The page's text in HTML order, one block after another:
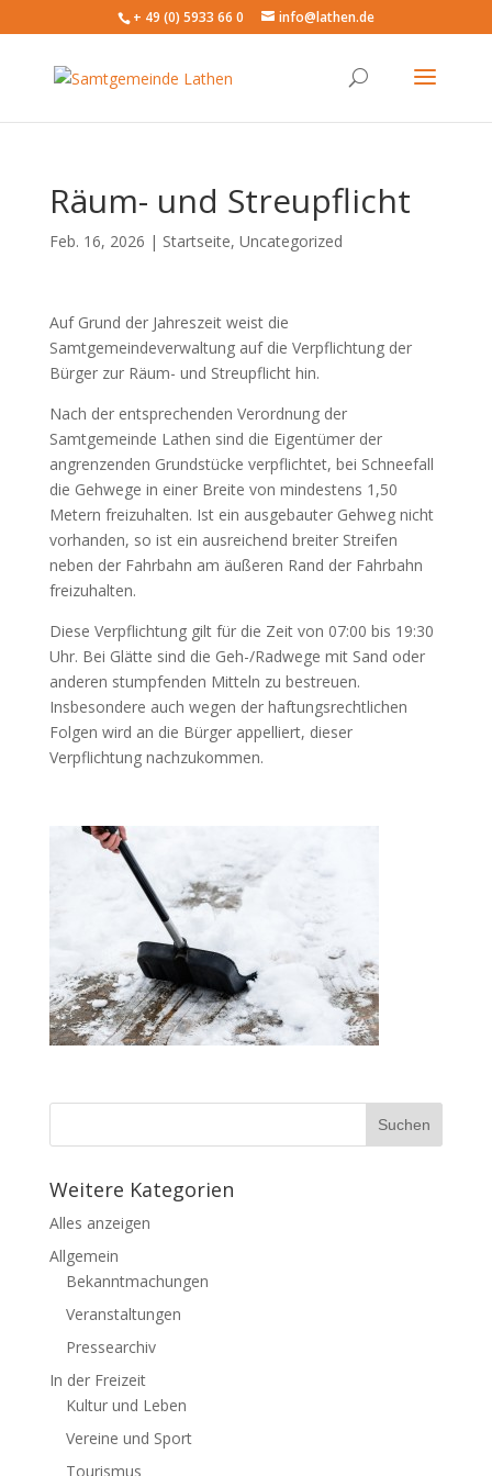
+ 49 (0) 5933 66 0 info@lathen.de
Räum- und Streupflicht
Feb. 16, 2026 | Startseite, Uncategorized
Auf Grund der Jahreszeit weist die
Samtgemeindeverwaltung auf die Verpflichtung der
Bürger zur Räum- und Streupflicht hin.
Nach der entsprechenden Verordnung der
Samtgemeinde Lathen sind die Eigentümer der
angrenzenden Grundstücke verpflichtet, bei Schneefall
die Gehwege in einer Breite von mindestens 1,50
Metern freizuhalten. Ist ein ausgebauter Gehweg nicht
vorhanden, so ist ein ausreichend breiter Streifen
neben der Fahrbahn am äußeren Rand der Fahrbahn
freizuhalten.
Diese Verpflichtung gilt für die Zeit von 07:00 bis 19:30
Uhr. Bei Glätte sind die Geh-/Radwege mit Sand oder
anderen stumpfenden Mitteln zu bestreuen.
Insbesondere auch wegen der haftungsrechtlichen
Folgen wird an die Bürger appelliert, dieser
Verpflichtung nachzukommen.
Weitere Kategorien
Alles anzeigen
Allgemein
Bekanntmachungen
Veranstaltungen
Pressearchiv
In der Freizeit
Kultur und Leben
Vereine und Sport
Tourismus